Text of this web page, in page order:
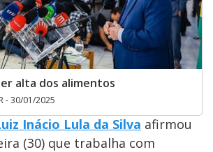
alta dos alimentos
- 30/01/2025
Inácio Lula da Silva afirmou
(30) que trabalha com